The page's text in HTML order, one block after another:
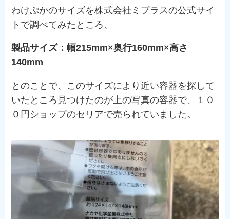
わけぷかのサイズを株式会社ミプラスの公式サイ
トで調べてみたところ、
製品サイズ：幅215mm×奥行160mm×高さ
140mm
とのことで、このサイズにより近い容器を探して
いたところ見つけたのが上の写真の容器で、１０
０円ショップのセリアで売られていました。